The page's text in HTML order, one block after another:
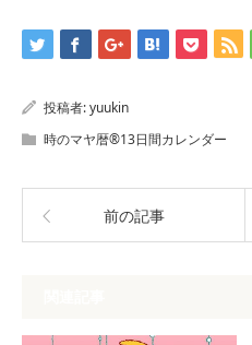
投稿者:yuukin
時のマヤ暦®13日間カレンダー
前の記事